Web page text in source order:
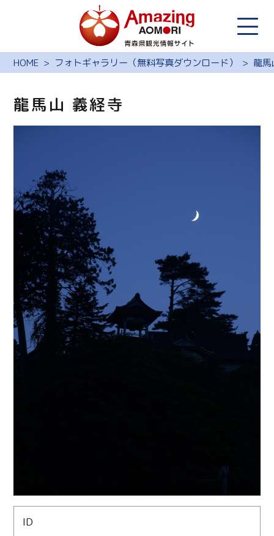
HOME フォトギャラリー（無料写真ダウンロード） 龍
龍馬山 義経寺
ID